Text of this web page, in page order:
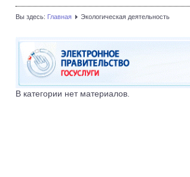
Вы здесь: Главная Экологическая деятельность
В категории нет материалов.